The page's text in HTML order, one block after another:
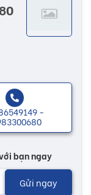
-
bạn ngay
Gửi ngay